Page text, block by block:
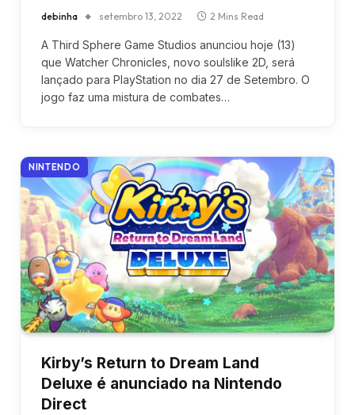
debinha setembro 13, 2022 2 Mins Read
A Third Sphere Game Studios anunciou hoje (13)
que Watcher Chronicles, novo soulslike 2D, será
lançado para PlayStation no dia 27 de Setembro. O
jogo faz uma mistura de combates…
NINTENDO
Kirby’s Return to Dream Land
Deluxe é anunciado na Nintendo
Direct